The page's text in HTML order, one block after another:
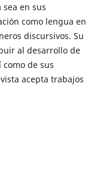
en sus
como lengua en
discursivos. Su
al desarrollo de
de sus
acepta trabajos